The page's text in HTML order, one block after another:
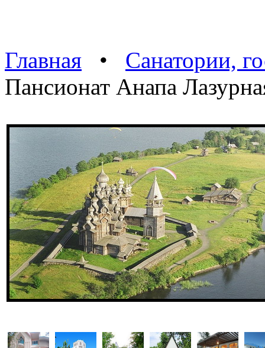
Главная • Санатории,
Пансионат Анапа